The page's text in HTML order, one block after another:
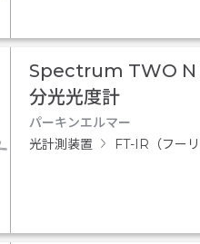
Spectrum TWO N
分光光度計
パーキンエルマー
光計測装置
FT-IR（フー